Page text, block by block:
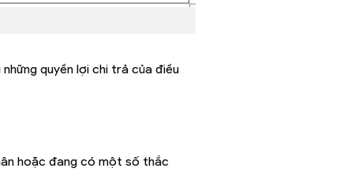
quyền lợi chi trả của điều
hoặc đang có một số thắc